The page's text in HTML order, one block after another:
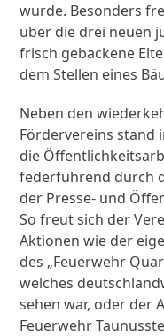
wurde. Besonders
über die drei neuen
frisch gebackene
dem Stellen eines
Neben den
Fördervereins stand
die
federführend durch
der Presse- und
So freut sich der
Aktionen wie der
des „Feuerwehr
welches
sehen war, oder der
Feuerwehr